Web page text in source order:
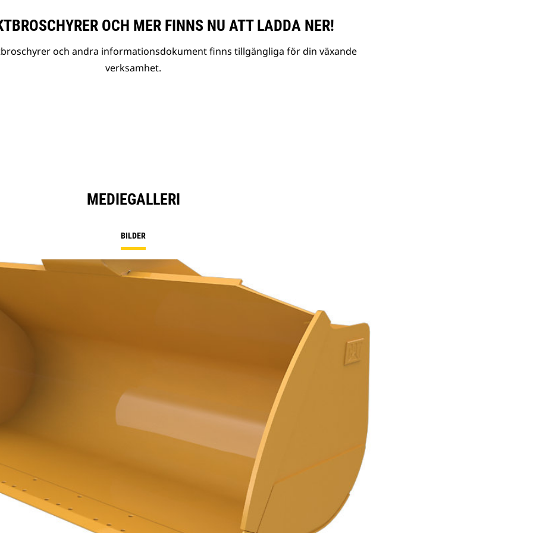
OCH MER FINNS NU ATT LADDA NER!
och andra informationsdokument finns tillgängliga för din växande
verksamhet.
MEDIEGALLERI
BILDER